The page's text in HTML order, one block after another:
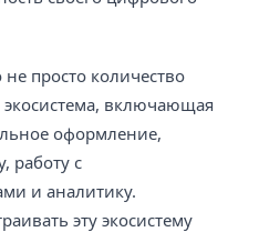
просто количество
экосистема, включающая
оформление,
работу с
и аналитику.
эту экосистему